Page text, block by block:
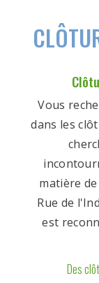
Vous
dans les
matière
Rue de
est
Des